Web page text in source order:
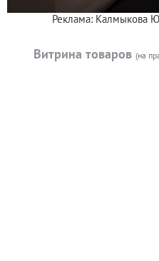
Реклама: Калмыкова
Витрина товаров (на